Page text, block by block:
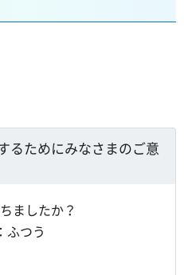
るためにみなさまのご意
ましたか？
ふつう